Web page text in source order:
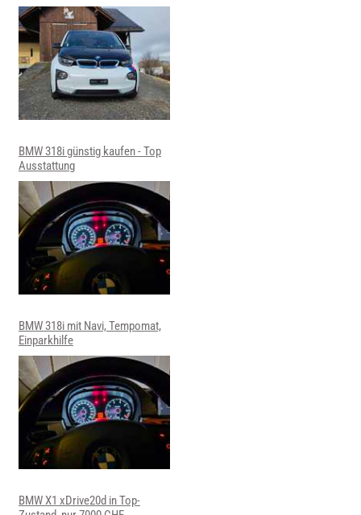
BMW 318i günstig kaufen - Top
Ausstattung
BMW 318i mit Navi, Tempomat,
Einparkhilfe
BMW X1 xDrive20d in Top-